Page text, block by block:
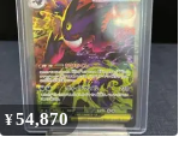
¥54,870